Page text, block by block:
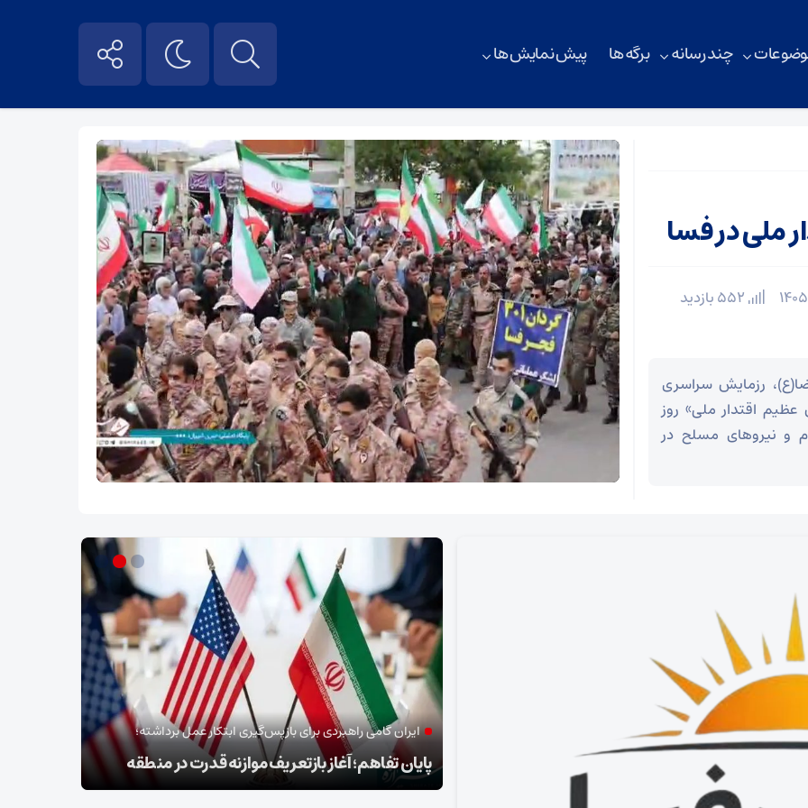
چند رسانه برگه ها پیش نمایش ها
ملی در فسا
رزمایش سراسری
عظیم اقتدار ملی» روز
مردم و نیروهای مسلح در
ایران
ایران گامی راهبردی برای بازپس‌گیری ابتکار عمل برداشته؛
پایان تفاهم؛ آغاز بازتعریف موازنه قدرت در منطقه
خبرنگار آفتاب فسا گزارش می دهد
وداع آزادگان جهان با رهبر شهید